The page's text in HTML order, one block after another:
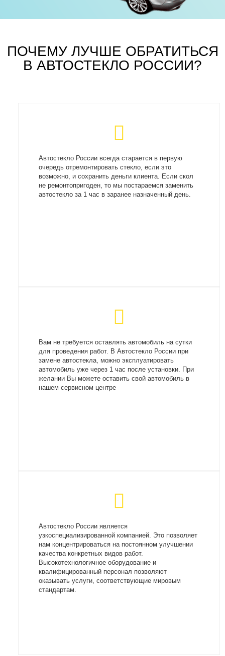
ПОЧЕМУ ЛУЧШЕ ОБРАТИТЬСЯ
В АВТОСТЕКЛО РОССИИ?
Автостекло России всегда старается в первую
очередь отремонтировать стекло, если это
возможно, и сохранить деньги клиента. Если скол
не ремонтопригоден, то мы постараемся заменить
автостекло за 1 час в заранее назначенный день.
Вам не требуется оставлять автомобиль на сутки
для проведения работ. В Автостекло России при
замене автостекла, можно эксплуатировать
автомобиль уже через 1 час после установки. При
желании Вы можете оставить свой автомобиль в
нашем сервисном центре
Автостекло России является
узкоспециализированной компанией. Это позволяет
нам концентрироваться на постоянном улучшении
качества конкретных видов работ.
Высокотехнологичное оборудование и
квалифицированный персонал позволяют
оказывать услуги, соответствующие мировым
стандартам.